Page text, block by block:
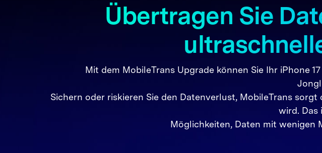
Der ikonische Home-Taste
Glasvorder- und Rückseite
Edelstahlband
Display
Übertragen Sie
Mit dem MobileTrans Upgrade können Sie Ihr iPhone
Sichern oder riskieren Sie den Datenverlust, MobileTrans
wird. Das
Möglichkeiten, Daten mit wenigen